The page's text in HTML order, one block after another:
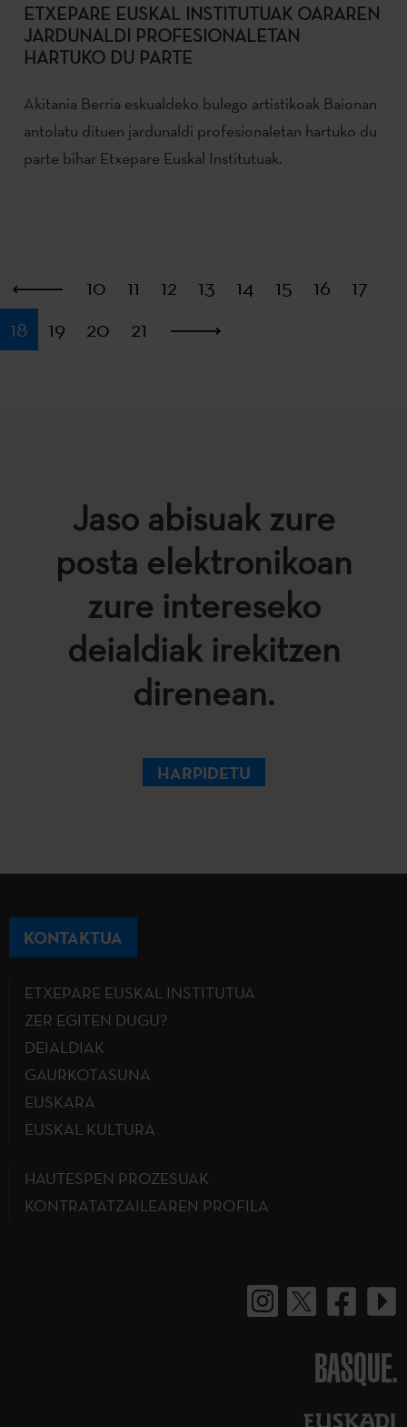
ETXEPARE EUSKAL INSTITUTUAK OARAREN
JARDUNALDI PROFESIONALETAN
HARTUKO DU PARTE
Akitania Berria eskualdeko bulego artistikoak Baionan
antolatu dituen jardunaldi profesionaletan hartuko du
parte bihar Etxepare Euskal Institutuak.
Lehena
10 11 12 13 14 15 16
17
18
19 20 21
Jaso abisuak zure
posta elektronikoan
zure intereseko
deialdiak irekitzen
direnean.
HARPIDETU
KONTAKTUA
ETXEPARE EUSKAL INSTITUTUA
ZER EGITEN DUGU?
DEIALDIAK
GAURKOTASUNA
EUSKARA
EUSKAL KULTURA
HAUTESPEN PROZESUAK
KONTRATATZAILEAREN PROFILA
BASQUE.